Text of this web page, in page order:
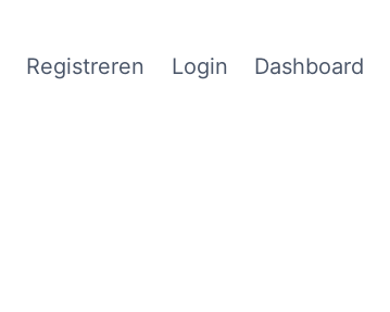
Registreren Login Dashboard